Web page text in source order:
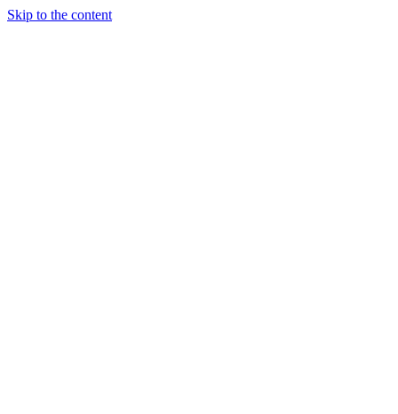
Skip to the content